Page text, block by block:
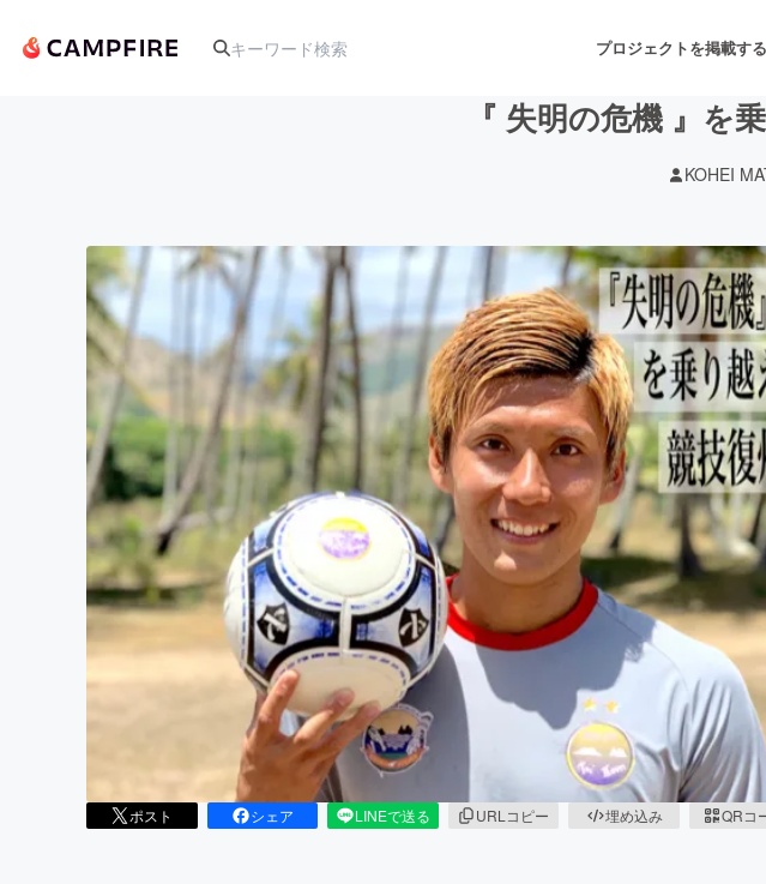
プロジェクトを掲載す
アート・写真 音楽
テクノロジー・ガジェット ゲーム・サービス開発
映像・映画 書籍・雑誌出版
ビジネス・起業 チャレンジ
まちづくり・地域活性化
CAMPFIRE for
CAMPFIREふるさ
『 失明の危機 』を
KOHEI
ポスト シェア LINEで送る URLコピー 埋め込み QRコ